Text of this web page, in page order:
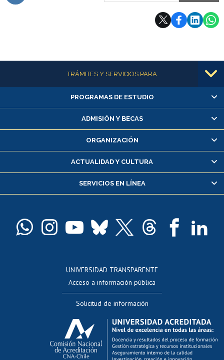
Más informaciónTRÁMITES Y SERVICIOS PARA
Alumnas/os y exalumnas/os
Matrícula en línea
Inscripción y cambio de asignaturas
Consulta y certificado de notas
Servicio médico y dental
Pago de arancel y crédito alumnos
Docentes
Evaluación docente
Calificación académica
Postulación al AUCAI
Funcionarias/os
PROGRAMAS DE ESTUDIO
ADMISIÓN Y BECAS
ORGANIZACIÓN
ACTUALIDAD Y CULTURA
SERVICIOS EN LÍNEA
UNIVERSIDAD TRANSPARENTE
Acceso a información pública
Solicitud de información